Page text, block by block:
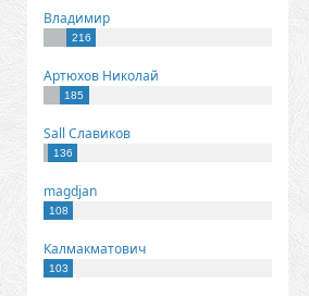
Владимир
216
Артюхов Николай
185
Sall Славиков
136
magdjan
108
Калмакматович
103